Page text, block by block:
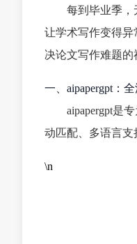
每到毕业季
让学术写作变得
决论文写作难题
一、aipapergpt：
aipapergpt是
动匹配、多语言支
\n